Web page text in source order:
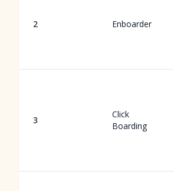
2 Enboarder
3
Click
Boarding